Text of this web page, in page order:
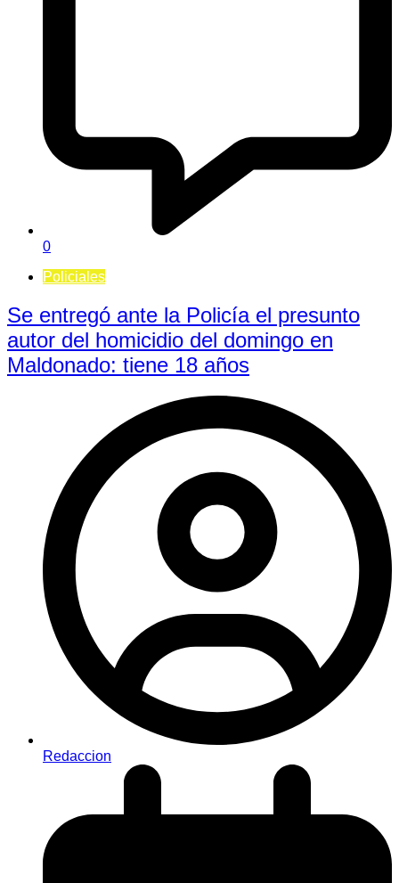
0
Policiales
Se entregó ante la Policía el presunto
autor del homicidio del domingo en
Maldonado: tiene 18 años
Redaccion